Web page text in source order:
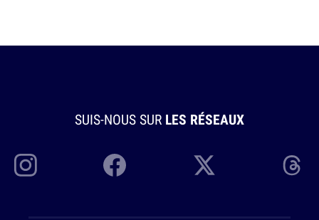
SUIS-NOUS SUR LES RÉSEAUX